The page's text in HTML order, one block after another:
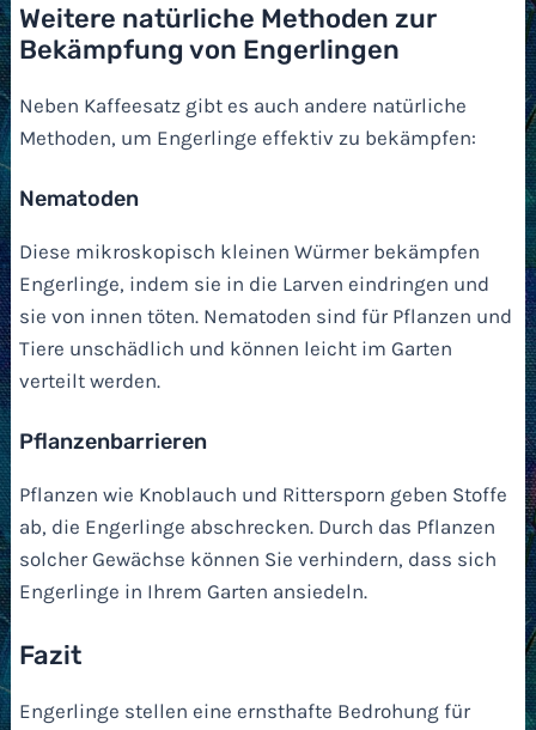
Weitere natürliche Methoden zur
Bekämpfung von Engerlingen
Neben Kaffeesatz gibt es auch andere natürliche
Methoden, um Engerlinge effektiv zu bekämpfen:
Nematoden
Diese mikroskopisch kleinen Würmer bekämpfen
Engerlinge, indem sie in die Larven eindringen und
sie von innen töten. Nematoden sind für Pflanzen und
Tiere unschädlich und können leicht im Garten
verteilt werden.
Pflanzenbarrieren
Pflanzen wie Knoblauch und Rittersporn geben Stoffe
ab, die Engerlinge abschrecken. Durch das Pflanzen
solcher Gewächse können Sie verhindern, dass sich
Engerlinge in Ihrem Garten ansiedeln.
Fazit
Engerlinge stellen eine ernsthafte Bedrohung für